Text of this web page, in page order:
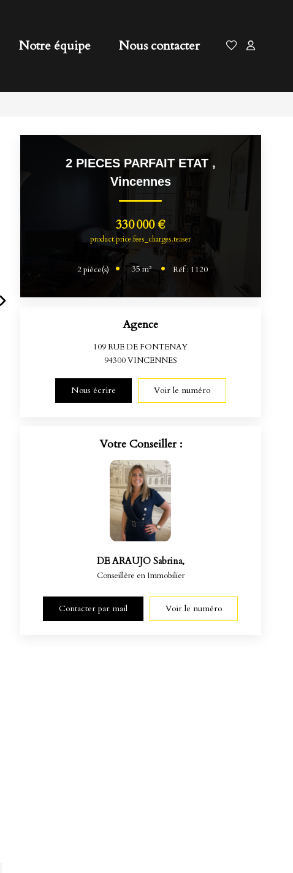
Notre équipe Nous contacter
2 PIECES PARFAIT ETAT ,
Vincennes
330 000 €
product.price.fees_charges.teaser
2pièce(s) 35m² Réf : 1120
Agence
109 RUE DE FONTENAY
94300VINCENNES
Nous écrire Voir le numéro
Votre Conseiller :
DE ARAUJO Sabrina,
Conseillère en Immobilier
Contacter par mail Voir le numéro